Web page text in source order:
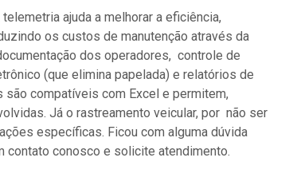
telemetria ajuda a melhorar a eficiência,
os custos de manutenção através da
dos operadores, controle de
(que elimina papelada) e relatórios de
compatíveis com Excel e permitem,
Já o rastreamento veicular, por não ser
específicas. Ficou com alguma dúvida
contato conosco e solicite atendimento.